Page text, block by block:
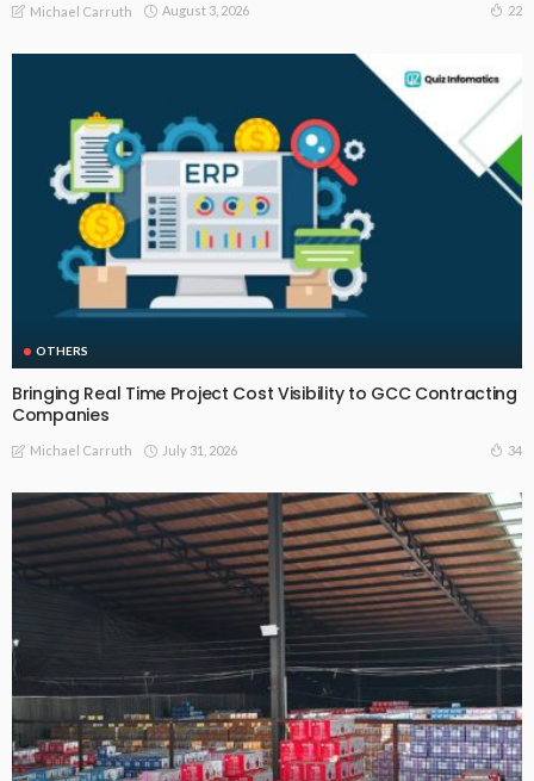
Michael Carruth August 3, 2026 22
OTHERS
Bringing Real Time Project Cost Visibility to GCC Contracting
Companies
Michael Carruth July 31, 2026 34